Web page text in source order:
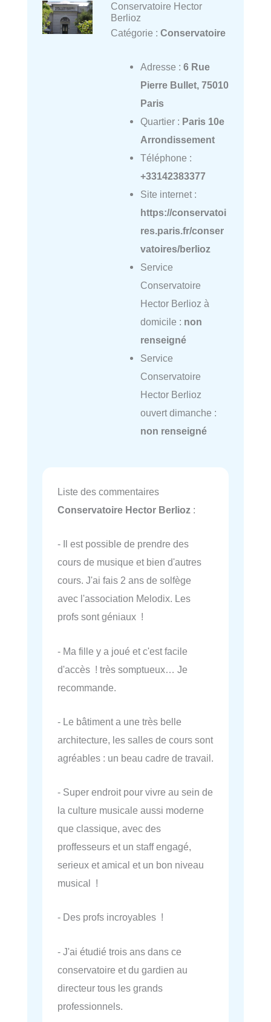
Conservatoire Hector
Berlioz
Catégorie : Conservatoire
Adresse : 6 Rue
Pierre Bullet, 75010
Paris
Quartier : Paris 10e
Arrondissement
Téléphone :
+33142383377
Site internet :
https://conservatoi
res.paris.fr/conser
vatoires/berlioz
Service
Conservatoire
Hector Berlioz à
domicile : non
renseigné
Service
Conservatoire
Hector Berlioz
ouvert dimanche :
non renseigné
Liste des commentaires
Conservatoire Hector Berlioz :
- Il est possible de prendre des
cours de musique et bien d'autres
cours. J'ai fais 2 ans de solfège
avec l'association Melodix. Les
profs sont géniaux !
- Ma fille y a joué et c'est facile
d'accès ! très somptueux… Je
recommande.
- Le bâtiment a une très belle
architecture, les salles de cours sont
agréables : un beau cadre de travail.
- Super endroit pour vivre au sein de
la culture musicale aussi moderne
que classique, avec des
proffesseurs et un staff engagé,
serieux et amical et un bon niveau
musical !
- Des profs incroyables !
- J'ai étudié trois ans dans ce
conservatoire et du gardien au
directeur tous les grands
professionnels.